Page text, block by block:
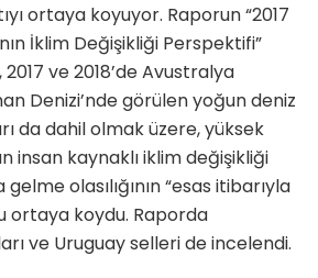
ortaya koyuyor. Raporun “2017
İklim Değişikliği Perspektifi”
2017 ve 2018’de Avustralya
Denizi’nde görülen yoğun deniz
da dahil olmak üzere, yüksek
insan kaynaklı iklim değişikliği
olasılığının “esas itibarıyla
ortaya koydu. Raporda
ve Uruguay selleri de incelendi.